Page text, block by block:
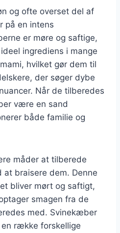
og ofte overset del af
på en intens
er møre og saftige,
ingrediens i mange
hvilket gør dem til
der søger dybe
Når de tilberedes
være en sand
både familie og
måder at tilberede
braisere dem. Denne
bliver mørt og saftigt,
smagen fra de
med. Svinekæber
række forskellige